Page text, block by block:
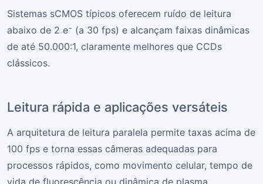
Sistemas sCMOS típicos oferecem ruído de leitura
abaixo de 2 e⁻ (a 30 fps) e alcançam faixas dinâmicas
de até 50.000:1, claramente melhores que CCDs
clássicos.
Leitura rápida e aplicações versáteis
A arquitetura de leitura paralela permite taxas acima de
100 fps e torna essas câmeras adequadas para
processos rápidos, como movimento celular, tempo de
vida de fluorescência ou dinâmica de plasma.